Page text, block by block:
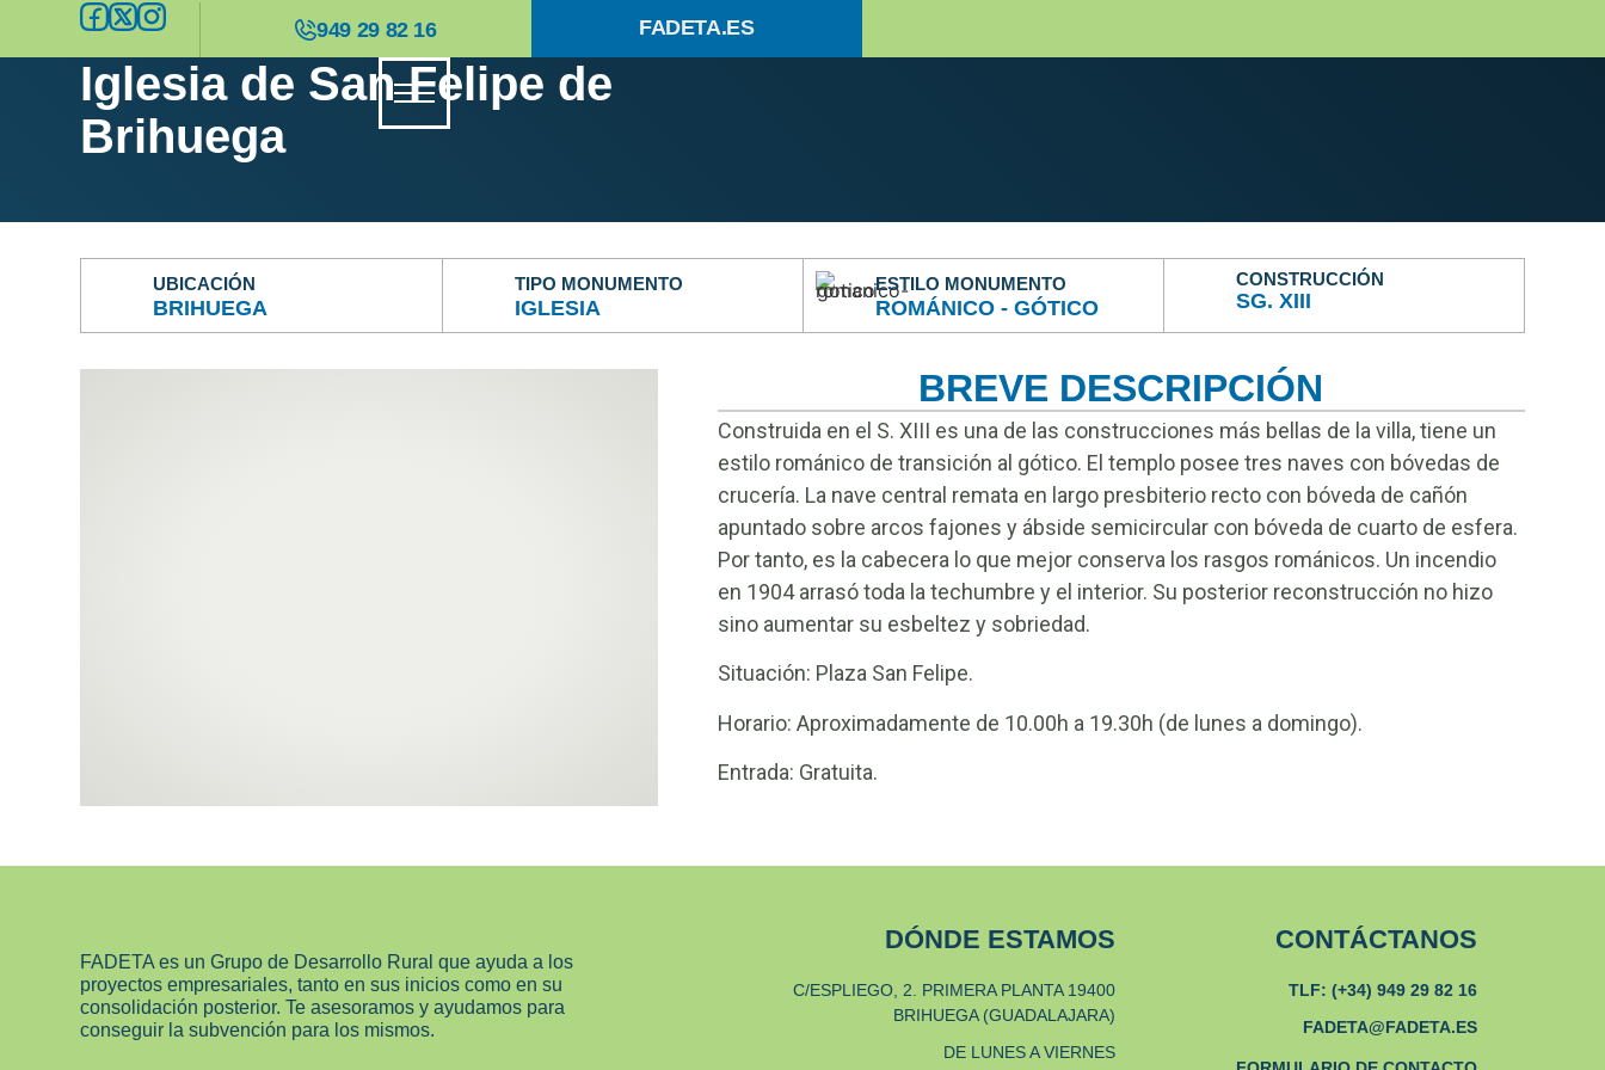
949 29 82 16 FADETA.ES
Iglesia de San Felipe de
Brihuega
UBICACIÓN
BRIHUEGA
TIPO MONUMENTO
IGLESIA
ESTILO MONUMENTO
ROMÁNICO - GÓTICO
CONSTRUCCIÓN
SG. XIII
BREVE DESCRIPCIÓN
Construida en el S. XIII es una de las construcciones más bellas de la villa, tiene un
estilo románico de transición al gótico. El templo posee tres naves con bóvedas de
crucería. La nave central remata en largo presbiterio recto con bóveda de cañón
apuntado sobre arcos fajones y ábside semicircular con bóveda de cuarto de esfera.
Por tanto, es la cabecera lo que mejor conserva los rasgos románicos. Un incendio
en 1904 arrasó toda la techumbre y el interior. Su posterior reconstrucción no hizo
sino aumentar su esbeltez y sobriedad.
Situación: Plaza San Felipe.
Horario: Aproximadamente de 10.00h a 19.30h (de lunes a domingo).
Entrada: Gratuita.
FADETA es un Grupo de Desarrollo Rural que ayuda a los
proyectos empresariales, tanto en sus inicios como en su
consolidación posterior. Te asesoramos y ayudamos para
conseguir la subvención para los mismos.
DÓNDE ESTAMOS
C/ESPLIEGO, 2. PRIMERA PLANTA 19400
BRIHUEGA (GUADALAJARA)
DE LUNES A VIERNES
CONTÁCTANOS
TLF: (+34) 949 29 82 16
FADETA@FADETA.ES